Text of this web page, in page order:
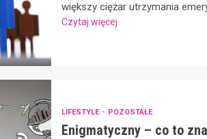
większy ciężar utrzymania
Czytaj więcej
LIFESTYLE POZOSTAŁE
Enigmatyczny – co to